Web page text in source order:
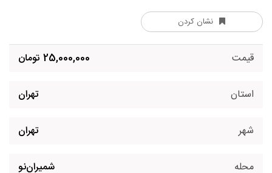
نشان کردن
قیمت 25,000,000 تومان
استان تهران
شهر تهران
محله شمیران‌نو